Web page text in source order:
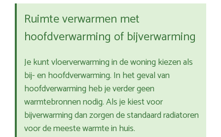
Ruimte verwarmen met
hoofdverwarming of bijverwarming
Je kunt vloerverwarming in de woning kiezen als
bij- en hoofdverwarming. In het geval van
hoofdverwarming heb je verder geen
warmtebronnen nodig. Als je kiest voor
bijverwarming dan zorgen de standaard radiatoren
voor de meeste warmte in huis.